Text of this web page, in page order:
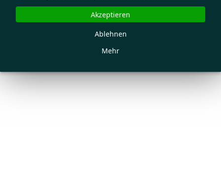
Mehr
Ablehnen
Akzeptieren